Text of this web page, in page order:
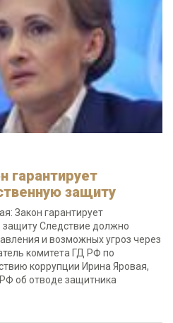
гарантирует
защиту
Закон гарантирует
Следствие должно
и возможных угроз через
комитета ГД РФ по
коррупции Ирина Яровая,
об отводе защитника